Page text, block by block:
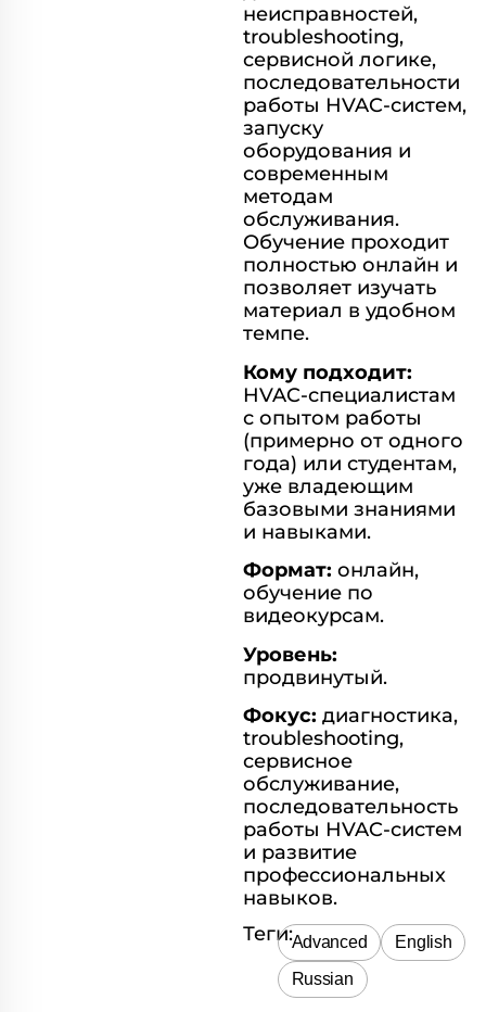
неисправностей,
troubleshooting,
сервисной логике,
последовательности
работы HVAC-систем,
запуску
оборудования и
современным
методам
обслуживания.
Обучение проходит
полностью онлайн и
позволяет изучать
материал в удобном
темпе.
Кому подходит:
HVAC-специалистам
с опытом работы
(примерно от одного
года) или студентам,
уже владеющим
базовыми знаниями
и навыками.
Формат: онлайн,
обучение по
видеокурсам.
Уровень:
продвинутый.
Фокус: диагностика,
troubleshooting,
сервисное
обслуживание,
последовательность
работы HVAC-систем
и развитие
профессиональных
навыков.
Теги:Advanced
English
Russian